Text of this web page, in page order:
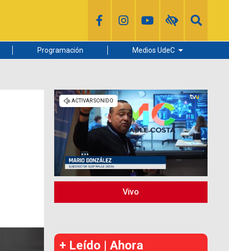
Programación Medios UdeC
Radio UdeC
Noticias UdeC
La Discusión
Vivo
+ Leído | Ahora